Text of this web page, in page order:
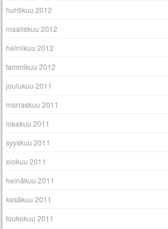
huhtikuu 2012
maaliskuu 2012
helmikuu 2012
tammikuu 2012
joulukuu 2011
marraskuu 2011
lokakuu 2011
syyskuu 2011
elokuu 2011
heinäkuu 2011
kesäkuu 2011
toukokuu 2011